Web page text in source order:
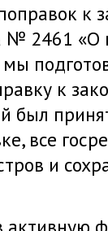
к
№ 2461 «О
к
был
все
и